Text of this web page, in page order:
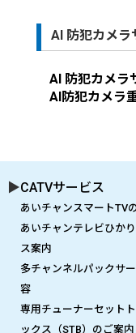
AI 防犯カメラ
AI 防犯カメラ
AI防犯カメラ